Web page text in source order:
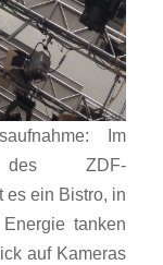
Im
des ZDF-
es ein Bistro, in
tanken
auf Kameras